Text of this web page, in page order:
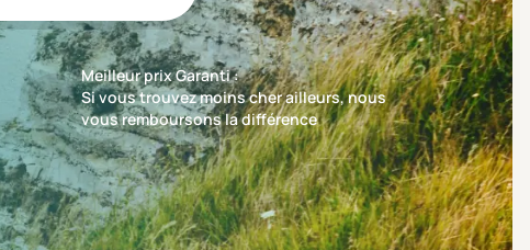
Meilleur prix Garanti :
Si vous trouvez moins cher ailleurs, nous
vous remboursons la différence
Trier par Nos recommandations en premier